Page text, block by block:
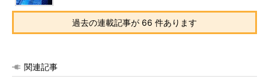
過去の連載記事が 66 件あります
関連記事